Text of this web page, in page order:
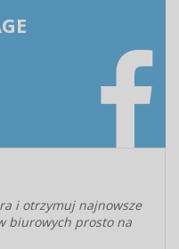
i otrzymuj najnowsze
biurowych prosto na